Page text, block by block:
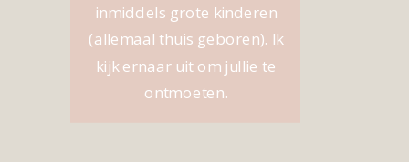
inmiddels grote kinderen
(allemaal thuis geboren). Ik
kijk ernaar uit om jullie te
ontmoeten.